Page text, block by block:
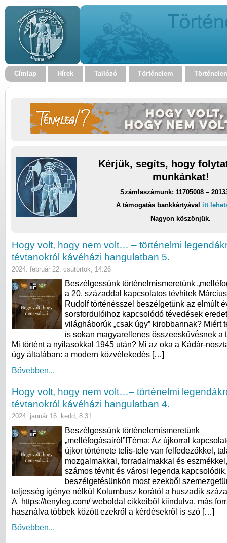
Címlap Hírek Tallózó Történelem
Kérjük, segíts, hogy
munkánkat!
Számlaszámunk: 11705008 –
A támogatás bankkártyával itt
Nagyon köszönjük.
Hogy volt, hogy nem volt… – történelmi
tévtanokról kávéházi hangulatban 5.
2024. február 22. csütörtök, 14:26
Beszélgessünk történelmismeretünk
a 20. századdal kapcsolatos tévhitek
Rudolf történésszel beszélgetünk az elmúlt
sorsfordulóihoz kapcsolódó tévedések
világháborúk „csak úgy” kirobbannak? Miért
is sokan magyarellenes összeesküvésnek a
Mi történt a nyilasokkal 1945 után? Mi az oka a Kádár-
úgy általában: a modern közvélekedés […]
Bővebben...
Hogy volt, hogy nem volt…– történelmi
tévtanokról kávéházi hangulatban 4.
2024. január 16. kedd, 8:31
Beszélgessünk történelemismeretünk
„melléfogásairól”!Téma: Az újkorral
újkor története telis-tele van felfedezőkkel,
mozgalmakkal, forradalmakkal és
számos tévhit és városi legenda
beszélgetésünkön most ezekből
teljesség igénye nélkül Kolumbusz korától a huszadik
A https://tenyleg.com/ weboldal cikkeiből kiindulva, más
használva többek között ezekről a kérdésekről is szó […]
Bővebben...